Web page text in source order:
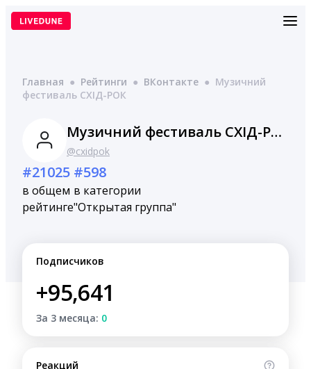
Перейти
Главная ● Рейтинги ● ВКонтакте ● Музичний
фестиваль СХІД-РОК
Музичний фестиваль СХІД-РОК
@cxidpok
#21025
в общем
рейтинге
#598
в категории
"Открытая группа"
Подписчиков
+95,641
За 3 месяца: 0
Реакций